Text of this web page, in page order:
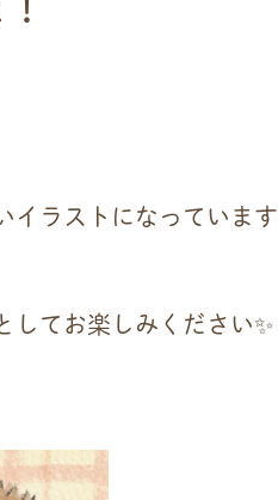
イラストになっています
してお楽しみください✨